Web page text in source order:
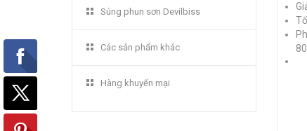
Súng phun sơn Devilbiss
Các sản phẩm khác
Hàng khuyến mại